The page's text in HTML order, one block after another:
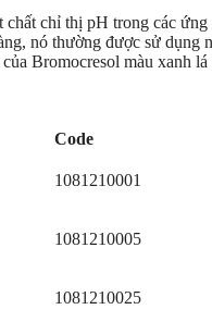
chỉ thị pH trong các
nó thường được sử dụng
Bromocresol màu xanh
Code
1081210001
1081210005
1081210025